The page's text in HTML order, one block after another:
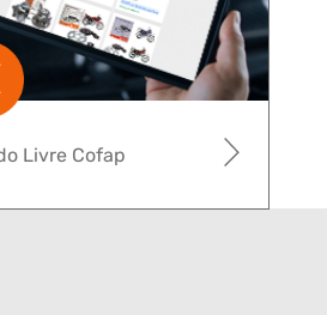
Livre Cofap